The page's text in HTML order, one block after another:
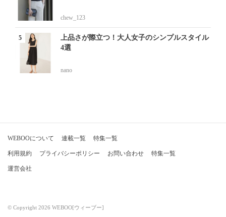
chew_123
上品さが際立つ！大人女子のシンプルスタイル
4選
nano
WEBOOについて 連載一覧 特集一覧
利用規約 プライバシーポリシー お問い合わせ 特集一覧
運営会社
© Copyright 2026 WEBOO[ウィーブー]